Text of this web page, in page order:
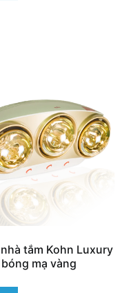
tắm Kohn Luxury
mạ vàng